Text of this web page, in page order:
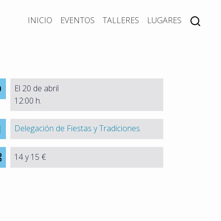
INICIO EVENTOS TALLERES LUGARES
El 20 de abril
12:00 h.
Delegación de Fiestas y Tradiciones
14 y 15 €